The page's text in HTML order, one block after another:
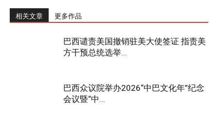
相关文章 更多作品
巴西谴责美国撤销驻美大使签证 指责美
方干预总统选举...
巴西众议院举办2026“中巴文化年”纪念
会议暨“中...